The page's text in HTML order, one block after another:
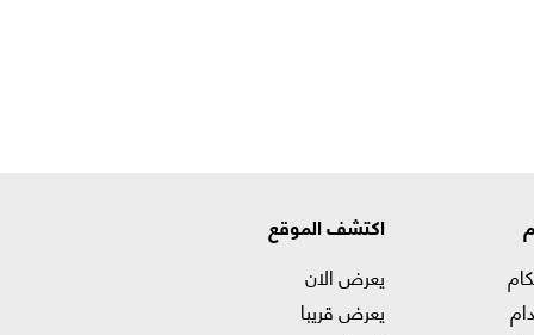
اكتشف الموقع
يعرض الان
يعرض قريبا